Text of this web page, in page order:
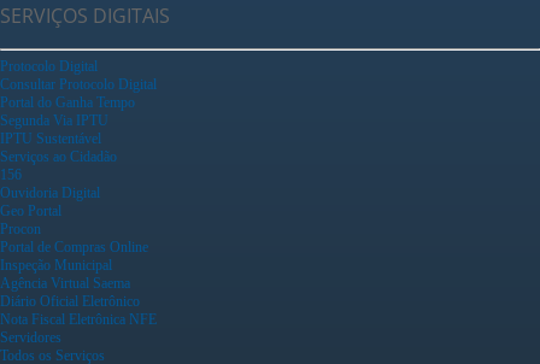
SERVIÇOS DIGITAIS
Protocolo Digital
Consultar Protocolo Digital
Portal do Ganha Tempo
Segunda Via IPTU
IPTU Sustentável
Serviços ao Cidadão
156
Ouvidoria Digital
Geo Portal
Procon
Portal de Compras Online
Inspeção Municipal
Agência Virtual Saema
Diário Oficial Eletrônico
Nota Fiscal Eletrônica NFE
Servidores
Todos os Serviços